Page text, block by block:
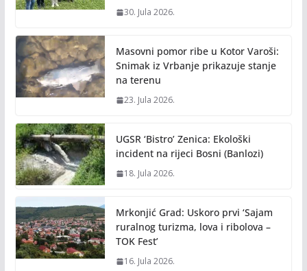
30. Jula 2026.
Masovni pomor ribe u Kotor Varoši:
Snimak iz Vrbanje prikazuje stanje
na terenu
23. Jula 2026.
UGSR ‘Bistro’ Zenica: Ekološki
incident na rijeci Bosni (Banlozi)
18. Jula 2026.
Mrkonjić Grad: Uskoro prvi ‘Sajam
ruralnog turizma, lova i ribolova –
TOK Fest’
16. Jula 2026.